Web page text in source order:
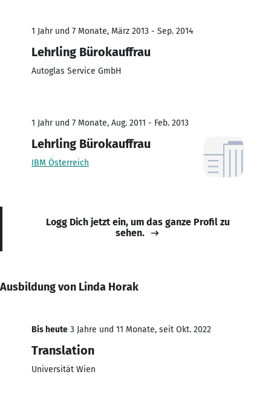
1 Jahr und 7 Monate, März 2013 - Sep. 2014
Lehrling Bürokauffrau
Autoglas Service GmbH
1 Jahr und 7 Monate, Aug. 2011 - Feb. 2013
Lehrling Bürokauffrau
IBM Österreich
Logg Dich jetzt ein, um das ganze Profil zu
sehen.
Ausbildung von Linda Horak
Bis heute 3 Jahre und 11 Monate, seit Okt. 2022
Translation
Universität Wien